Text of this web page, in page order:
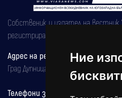
Ние
Собственик и издател на вестник
регистрирана на 08.05.2002 година.
Адрес на редакцията
Град Дупница, ул.''Христо Ботев" 43
Телефони за реклама и